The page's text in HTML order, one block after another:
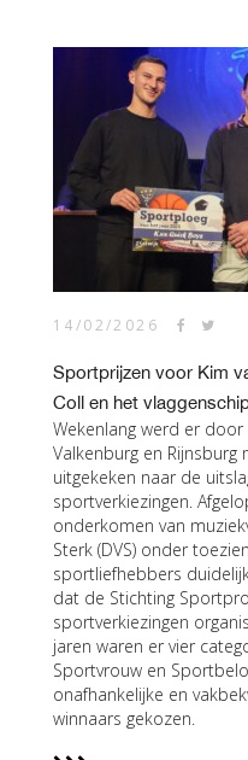
14/02/2026
Sportprijzen voor Kim
Coll en het
Wekenlang werd er
Valkenburg en
uitgekeken naar de
sportverkiezingen.
onderkomen van
Sterk (DVS) onder
sportliefhebbers
dat de Stichting
sportverkiezingen
jaren waren er vier
Sportvrouw en
onafhankelijke en
winnaars gekozen.